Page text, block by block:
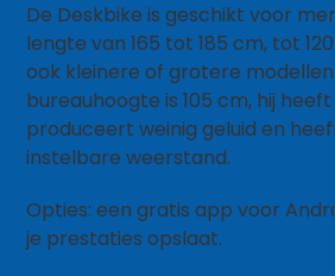
De Deskbike is geschikt voor
lengte van 165 tot 185 cm, tot
ook kleinere of grotere
bureauhoogte is 105 cm, hij
produceert weinig geluid en
instelbare weerstand.
Opties: een gratis app voor
je prestaties opslaat.